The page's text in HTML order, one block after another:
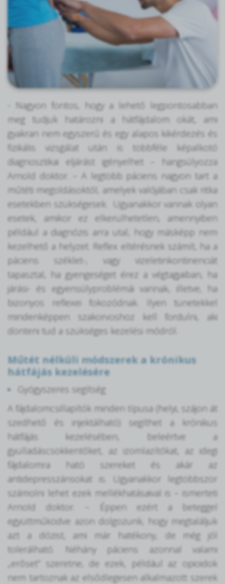
- Nagyon fontos, hogy a lehető legpontosabban
meg tudjuk határozni a hátfájdalom okát, ami
gyakran nem egyszerű és egy alapos kikérdezés és
fizikális vizsgálat után is többféle képalkotó
diagnosztikai eljárást igényelhet – hangsúlyozza
Arnold doktor. – A legtöbb páciens nagyon tart a
műtéti megoldásoktól, amelyek valójában csak ritka
esetekben szükségesek. Ugyanakkor vannak olyan
esetek, amikor ez elkerülhetetlen, amennyiben
például a diagnózis arra utal, hogy másképp nem
kezelhető a helyzet. Reflex eltérésnek számít, ha a
páciens széklet-, vagy vizeletinkontinenciát
tapasztal, ha gyengeséget érez a végtagjaiban, ha
járási- és egyensúlyproblémái vannak, illetve, ha
bizonyos reflexei fokozódnak. Ilyen tünetekkel
mindenképpen szakorvoshoz kell fordulni, aki
dönteni tud a szükséges kezelési módról.
Műtét nélküli módszerek a krónikus
hátfájás kezelésére
Gyógyszeres segítség
A fájdalomcsillapítók minden típusa (helyi, szájon át
szedhető és injektálható) segíthet a krónikus
hátfájás kezelésében, beleértve a
gyulladáscsökkentőket, az izomlazítókat, az idegi
fájdalomra ható szereket és akár az
antidepresszánsokat is. Ugyanakkor legtöbbször
számolni lehet ezek mellékhatásaival is – ismerteti
Arnold doktor. – Éppen ezért a beteggel
együttműködve azon dolgozunk, hogy megtaláljuk
azt a dózist, ami már hatékony, de még jól
tolerálható. Néhány páciens azonnal valami
„erőset” szeretne, de ezek, például az opioidok
nem tartoznak az elsődlegesen alkalmazott szerek